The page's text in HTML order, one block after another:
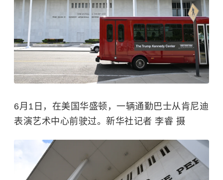
6月1日，在美国华盛顿，一辆通勤巴士从肯尼迪
表演艺术中心前驶过。新华社记者 李睿 摄